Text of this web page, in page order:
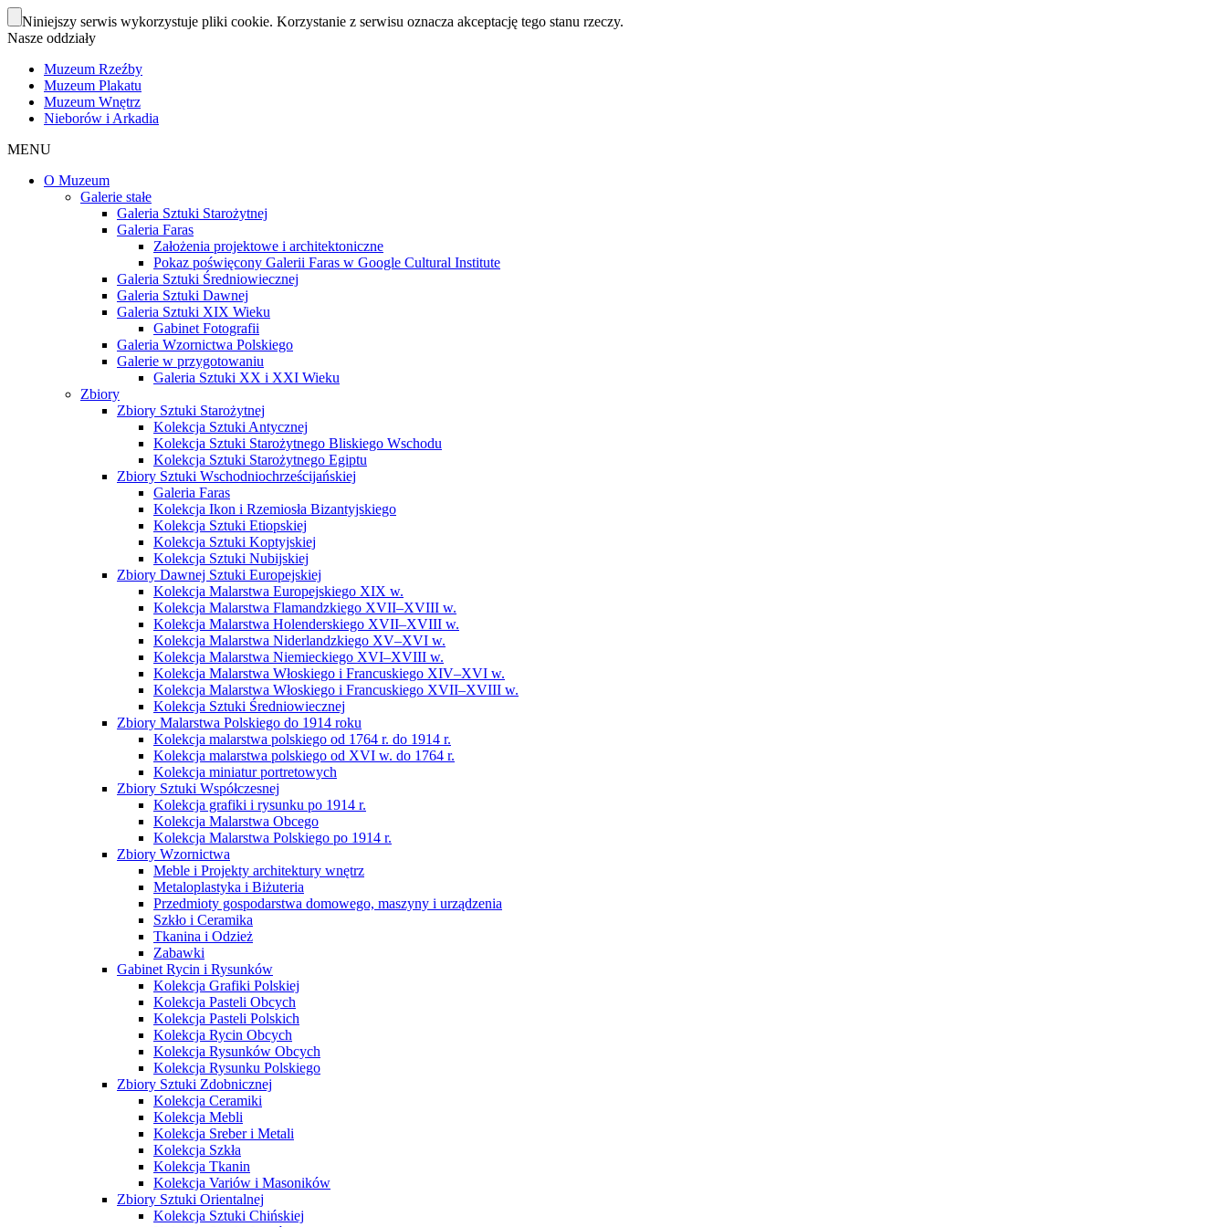
Niniejszy serwis wykorzystuje pliki cookie. Korzystanie z serwisu oznacza akceptację tego stanu rzeczy.
Nasze oddziały
Muzeum Rzeźby
Muzeum Plakatu
Muzeum Wnętrz
Nieborów i Arkadia
MENU
O Muzeum
Galerie stałe
Galeria Sztuki Starożytnej
Galeria Faras
Założenia projektowe i architektoniczne
Pokaz poświęcony Galerii Faras w Google Cultural Institute
Galeria Sztuki Średniowiecznej
Galeria Sztuki Dawnej
Galeria Sztuki XIX Wieku
Gabinet Fotografii
Galeria Wzornictwa Polskiego
Galerie w przygotowaniu
Galeria Sztuki XX i XXI Wieku
Zbiory
Zbiory Sztuki Starożytnej
Kolekcja Sztuki Antycznej
Kolekcja Sztuki Starożytnego Bliskiego Wschodu
Kolekcja Sztuki Starożytnego Egiptu
Zbiory Sztuki Wschodniochrześcijańskiej
Galeria Faras
Kolekcja Ikon i Rzemiosła Bizantyjskiego
Kolekcja Sztuki Etiopskiej
Kolekcja Sztuki Koptyjskiej
Kolekcja Sztuki Nubijskiej
Zbiory Dawnej Sztuki Europejskiej
Kolekcja Malarstwa Europejskiego XIX w.
Kolekcja Malarstwa Flamandzkiego XVII–XVIII w.
Kolekcja Malarstwa Holenderskiego XVII–XVIII w.
Kolekcja Malarstwa Niderlandzkiego XV–XVI w.
Kolekcja Malarstwa Niemieckiego XVI–XVIII w.
Kolekcja Malarstwa Włoskiego i Francuskiego XIV–XVI w.
Kolekcja Malarstwa Włoskiego i Francuskiego XVII–XVIII w.
Kolekcja Sztuki Średniowiecznej
Zbiory Malarstwa Polskiego do 1914 roku
Kolekcja malarstwa polskiego od 1764 r. do 1914 r.
Kolekcja malarstwa polskiego od XVI w. do 1764 r.
Kolekcja miniatur portretowych
Zbiory Sztuki Współczesnej
Kolekcja grafiki i rysunku po 1914 r.
Kolekcja Malarstwa Obcego
Kolekcja Malarstwa Polskiego po 1914 r.
Zbiory Wzornictwa
Meble i Projekty architektury wnętrz
Metaloplastyka i Biżuteria
Przedmioty gospodarstwa domowego, maszyny i urządzenia
Szkło i Ceramika
Tkanina i Odzież
Zabawki
Gabinet Rycin i Rysunków
Kolekcja Grafiki Polskiej
Kolekcja Pasteli Obcych
Kolekcja Pasteli Polskich
Kolekcja Rycin Obcych
Kolekcja Rysunków Obcych
Kolekcja Rysunku Polskiego
Zbiory Sztuki Zdobnicznej
Kolekcja Ceramiki
Kolekcja Mebli
Kolekcja Sreber i Metali
Kolekcja Szkła
Kolekcja Tkanin
Kolekcja Variów i Masoników
Zbiory Sztuki Orientalnej
Kolekcja Sztuki Chińskiej